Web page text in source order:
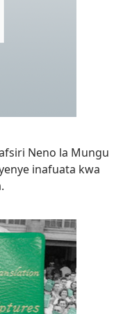
Neno la Mungu
inafuata kwa